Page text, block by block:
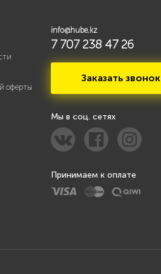
оферты
info@hube.kz
7 707 238 47 26
Заказать звонок
Мы в соц. сетях
Принимаем к оплате